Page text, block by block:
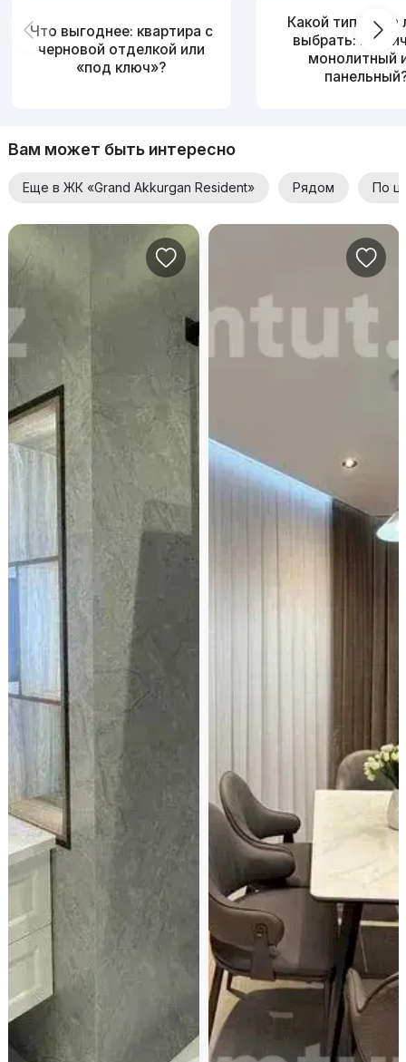
Что выгоднее: квартира с
черновой отделкой или
«под ключ»?
Какой тип дома
выбрать:
монолитный
Вам может быть интересно
Еще в ЖК «Grand Akkurgan Resident» Рядом По